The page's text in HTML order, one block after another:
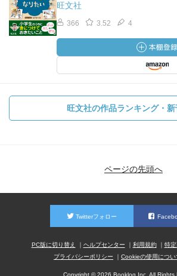
旺文社
366 3.52 4
旺文社の作品ランキング・新
ページの先頭へ
Twitterフォロー
PC版に切り替え ヘルプセンター 利用規約
特
プライバシーポリシー
Cookieの使用につい
Copyright © 2026 Booklog,Inc. All Rights